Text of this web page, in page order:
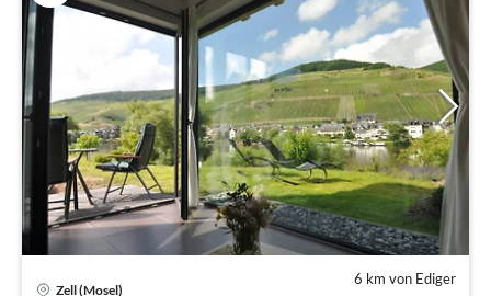
6 km von Ediger
Zell (Mosel)